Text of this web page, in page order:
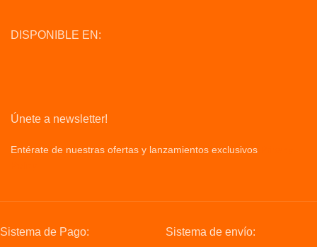
DISPONIBLE EN:
Únete a newsletter!
Entérate de nuestras ofertas y lanzamientos exclusivos
Sistema de Pago: Sistema de envío: